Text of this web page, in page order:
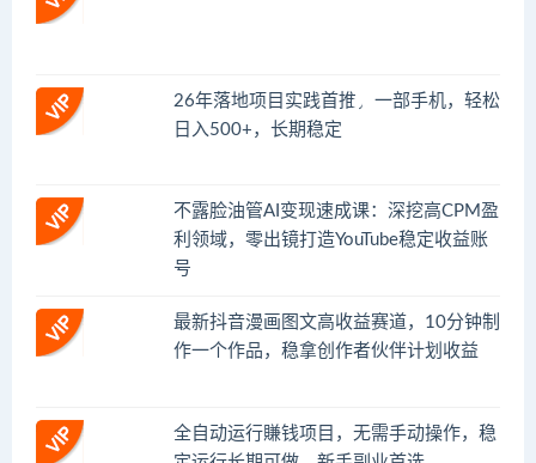
26年落地项目实践首推，一部手机，轻松
日入500+，长期稳定
不露脸油管AI变现速成课：深挖高CPM盈
利领域，零出镜打造YouTube稳定收益账
号
最新抖音漫画图文高收益赛道，10分钟制
作一个作品，稳拿创作者伙伴计划收益
全自动运行賺钱项目，无需手动操作，稳